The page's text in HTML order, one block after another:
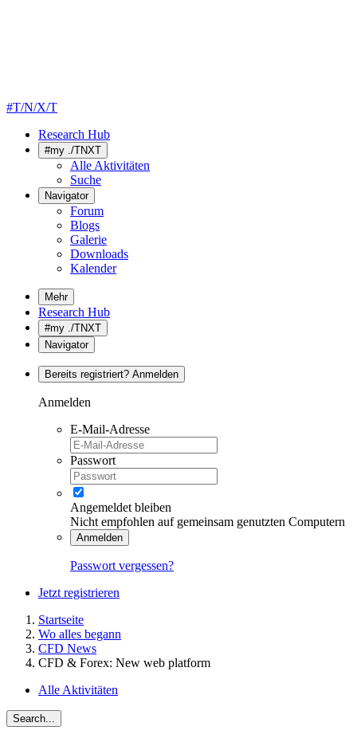
#T/N/X/T
Research Hub
#my ./TNXT
Alle Aktivitäten
Suche
Navigator
Forum
Blogs
Galerie
Downloads
Kalender
Mehr
Research Hub
#my ./TNXT
Navigator
Bereits registriert? Anmelden
Anmelden
E-Mail-Adresse
Passwort
Angemeldet bleiben
Nicht empfohlen auf gemeinsam genutzten Computern
Anmelden
Passwort vergessen?
Jetzt registrieren
Startseite
Wo alles begann
CFD News
CFD & Forex: New web platform
Alle Aktivitäten
Search...